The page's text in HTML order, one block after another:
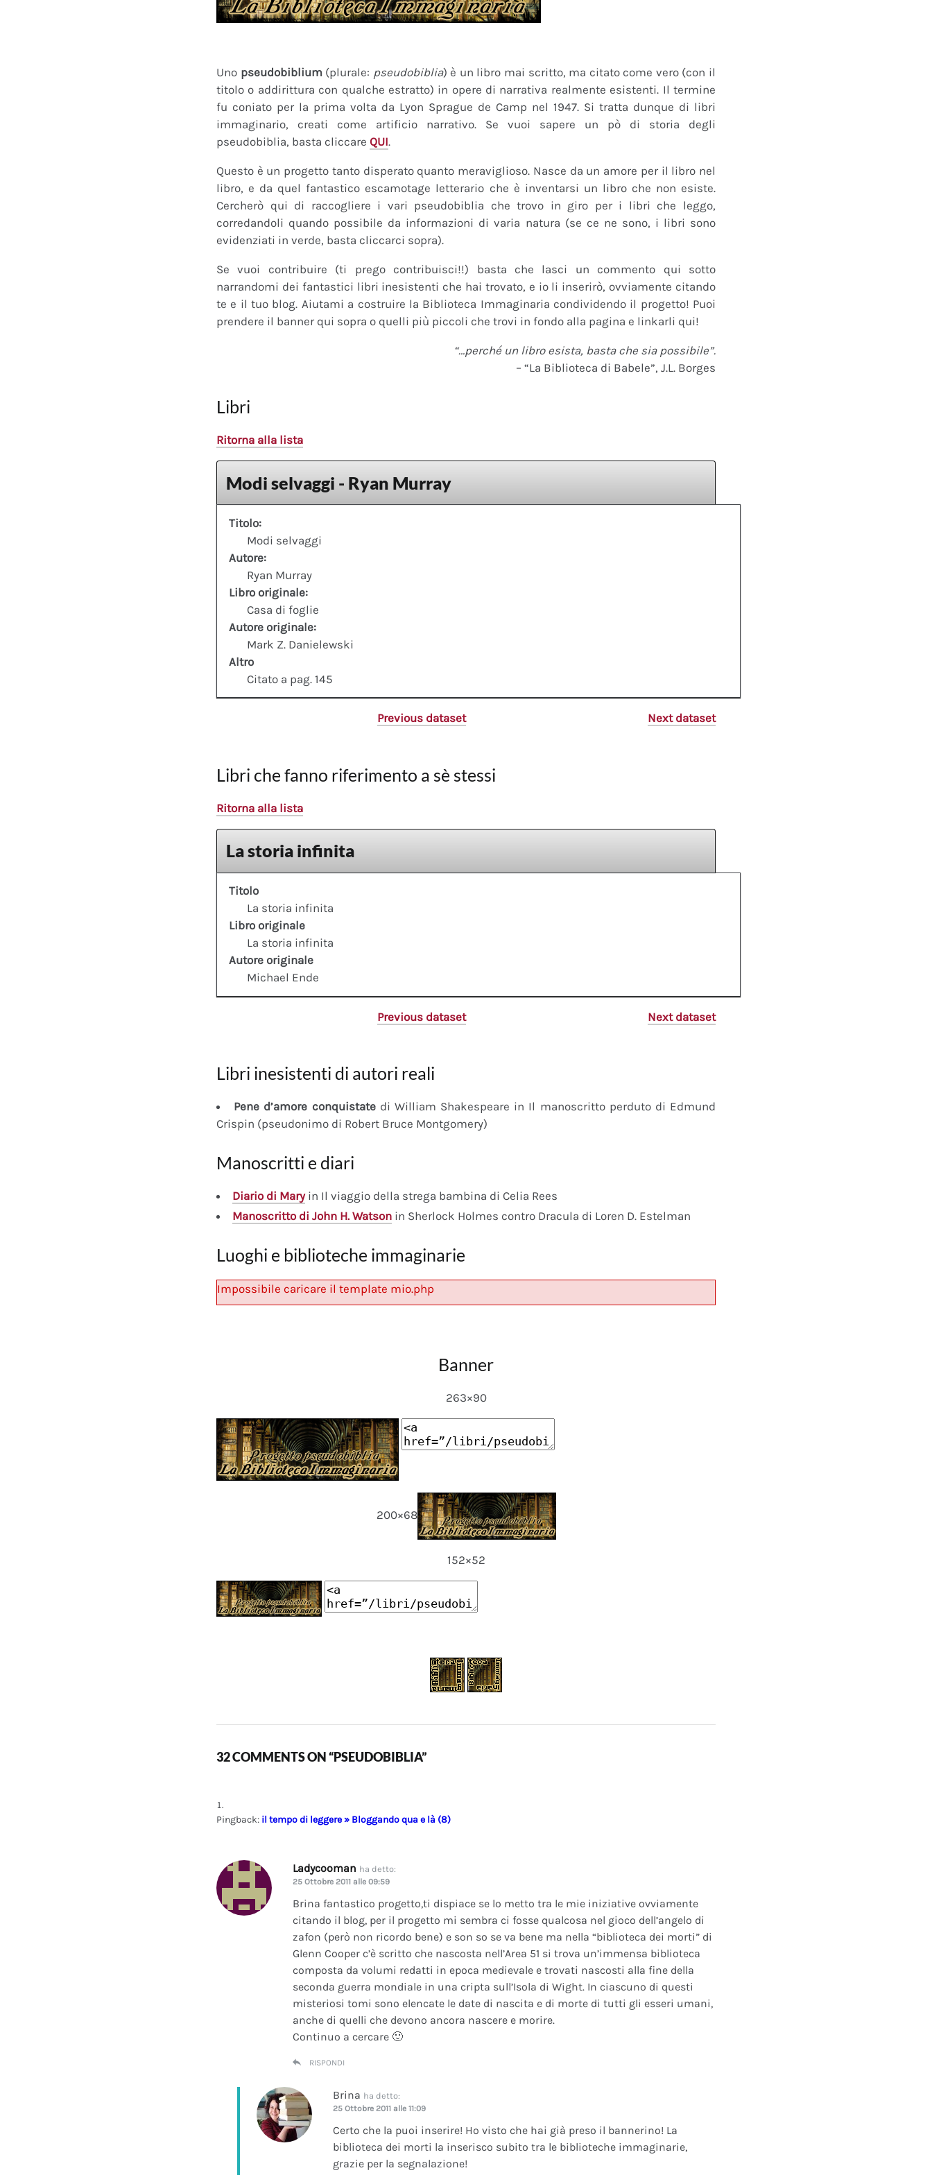
Uno pseudobiblium(plurale: pseudobiblia) è un libro mai scritto, ma citato come vero (con il
titolo o addirittura con qualche estratto) in opere di narrativa realmente esistenti. Il termine
fu coniato per la prima volta da Lyon Sprague de Camp nel 1947. Si tratta dunque di libri
immaginario, creati come artificio narrativo. Se vuoi sapere un pò di storia degli
pseudobiblia, basta cliccare QUI.
Questo è un progetto tanto disperato quanto meraviglioso. Nasce da un amore per il libro nel
libro, e da quel fantastico escamotage letterario che è inventarsi un libro che non esiste.
Cercherò qui di raccogliere i vari pseudobiblia che trovo in giro per i libri che leggo,
corredandoli quando possibile da informazioni di varia natura (se ce ne sono, i libri sono
evidenziati in verde, basta cliccarci sopra).
Se vuoi contribuire (ti prego contribuisci!!) basta che lasci un commento qui sotto
narrandomi dei fantastici libri inesistenti che hai trovato, e io li inserirò, ovviamente citando
te e il tuo blog. Aiutami a costruire la Biblioteca Immaginaria condividendo il progetto! Puoi
prendere il banner qui sopra o quelli più piccoli che trovi in fondo alla pagina e linkarli qui!
“…perché un libro esista, basta che sia possibile”.
– “La Biblioteca di Babele”, J.L. Borges
Libri
Ritorna alla lista
Modi selvaggi - Ryan Murray
Titolo:
Modi selvaggi
Autore:
Ryan Murray
Libro originale:
Casa di foglie
Autore originale:
Mark Z. Danielewski
Altro
Citato a pag. 145
Previous dataset Next dataset
Libri che fanno riferimento a sè stessi
Ritorna alla lista
La storia infinita
Titolo
La storia infinita
Libro originale
La storia infinita
Autore originale
Michael Ende
Previous dataset Next dataset
Libri inesistenti di autori reali
Pene d’amore conquistatedi William Shakespeare in Il manoscritto perduto di Edmund
Crispin (pseudonimo di Robert Bruce Montgomery)
Manoscritti e diari
Diario di Maryin Il viaggio della strega bambina di Celia Rees
Manoscritto di John H. Watson in Sherlock Holmes contro Dracula di Loren D. Estelman
Luoghi e biblioteche immaginarie
Impossibile caricare il template mio.php
Banner
263×90
200×68
152×52
32 COMMENTS ON “PSEUDOBIBLIA”
Pingback: il tempo di leggere » Bloggando qua e là (8)
Ladycooman ha detto:
25 Ottobre 2011 alle 09:59
Brina fantastico progetto,ti dispiace se lo metto tra le mie iniziative ovviamente
citando il blog, per il progetto mi sembra ci fosse qualcosa nel gioco dell’angelo di
zafon (però non ricordo bene) e son so se va bene ma nella “biblioteca dei morti” di
Glenn Cooper c’è scritto che nascosta nell’Area 51 si trova un’immensa biblioteca
composta da volumi redatti in epoca medievale e trovati nascosti alla fine della
seconda guerra mondiale in una cripta sull’Isola di Wight. In ciascuno di questi
misteriosi tomi sono elencate le date di nascita e di morte di tutti gli esseri umani,
anche di quelli che devono ancora nascere e morire.
Continuo a cercare 🙂
RISPONDI
Brina ha detto:
25 Ottobre 2011 alle 11:09
Certo che la puoi inserire! Ho visto che hai già preso il bannerino! La
biblioteca dei morti la inserisco subito tra le biblioteche immaginarie,
grazie per la segnalazione!